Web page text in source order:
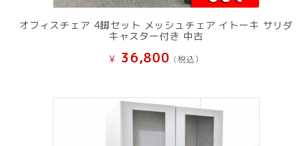
オフィスチェア 4脚セット メッシュチェア イトーキ サリダ
キャスター付き 中古
¥ 36,800 (税込）